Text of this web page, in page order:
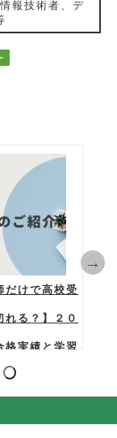
報技術者、デ
だけで高校受
れる？】２０
格実績と学習
紹介
ス数: 801
8